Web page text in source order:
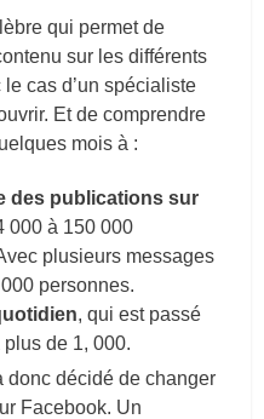
qui permet de
sur les différents
cas d’un spécialiste
Et de comprendre
mois à :
des publications sur
000 à 150 000
plusieurs messages
personnes.
, qui est passé
de 1, 000.
donc décidé de changer
Facebook. Un